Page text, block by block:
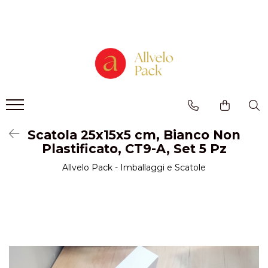
Scatole per Panettone e Torte
Finestra
Finestra
Bicchieri in Cartone
Buste in Cartone per Regalo
Pasticcini
Scatole Aperte con Finestra
Scatola 25x15x5 cm, Bianco Non
Plastificato, CT9-A, Set 5 Pz
Allvelo Pack - Imballaggi e Scatole